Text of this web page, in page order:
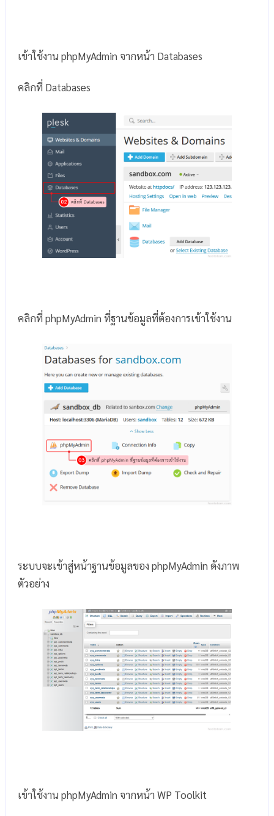
เข้าใช้งาน phpMyAdmin จากหน้า Databases
คลิกที่ Databases
คลิกที่ phpMyAdmin ที่ฐานข้อมูลที่ต้องการเข้าใช้งาน
ระบบจะเข้าสู่หน้าฐานข้อมูลของ phpMyAdmin ดังภาพ
ตัวอย่าง
เข้าใช้งาน phpMyAdmin จากหน้า WP Toolkit